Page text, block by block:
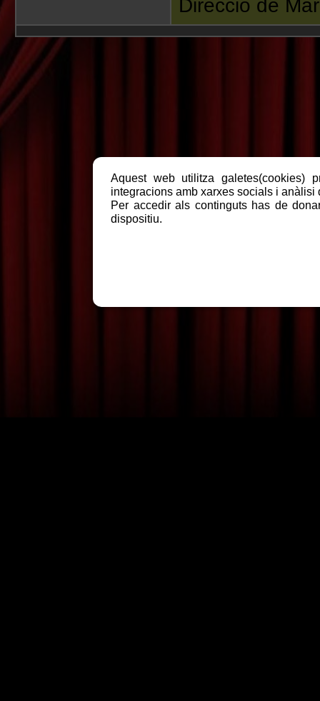
Direcció de
Aquest web utilitza galetes(cookies)
integracions amb xarxes socials i anàlisi
Per accedir als continguts has de
dispositiu.